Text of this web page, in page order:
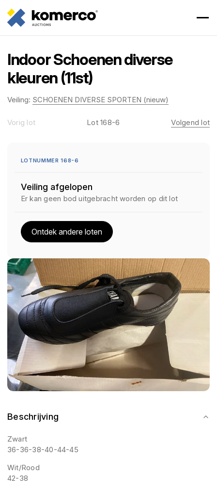
Indoor Schoenen diverse
kleuren (11st)
Veiling: SCHOENEN DIVERSE SPORTEN (nieuw)
Beschrijving
Zwart
36-36-38-40-44-45
Wit/Rood
42-38
Vorig lot Lot 168-6 Volgend lot
LOTNUMMER 168-6
Veiling afgelopen
Er kan geen bod uitgebracht worden op dit lot
Ontdek andere loten